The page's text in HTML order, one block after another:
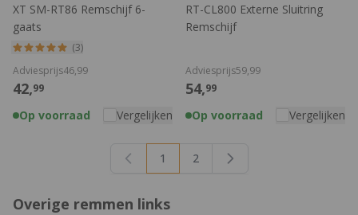
XT SM-RT86 Remschijf 6-
gaats
(3)
42,99
Adviesprijs46,99
Op voorraad Vergelijken
RT-CL800 Externe Sluitring
Remschijf
54,99
Adviesprijs59,99
Op voorraad Vergelijken
U lees momenteel pagina
1 Pagina
2
Overige remmen links